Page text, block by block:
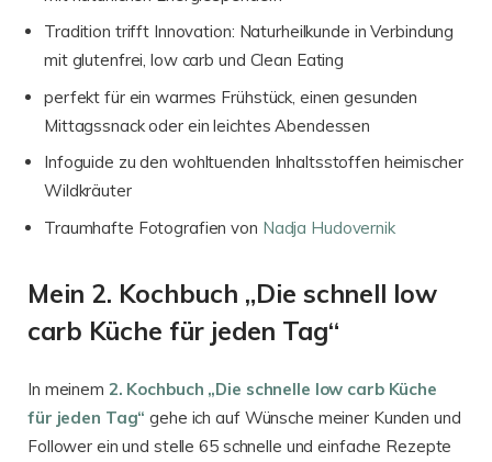
Tradition trifft Innovation: Naturheilkunde in Verbindung
mit glutenfrei, low carb und Clean Eating
perfekt für ein warmes Frühstück, einen gesunden
Mittagssnack oder ein leichtes Abendessen
Infoguide zu den wohltuenden Inhaltsstoffen heimischer
Wildkräuter
Traumhafte Fotografien von Nadja Hudovernik
Mein 2. Kochbuch „Die schnell low
carb Küche für jeden Tag“
In meinem 2. Kochbuch „Die schnelle low carb Küche
für jeden Tag“ gehe ich auf Wünsche meiner Kunden und
Follower ein und stelle 65 schnelle und einfache Rezepte